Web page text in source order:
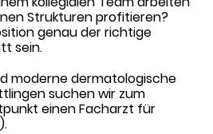
Strukturen profitieren?
genau der richtige
sein.
moderne dermatologische
suchen wir zum
einen Facharzt für